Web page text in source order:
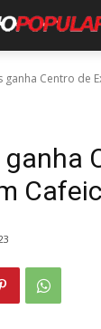
ganha Centro de